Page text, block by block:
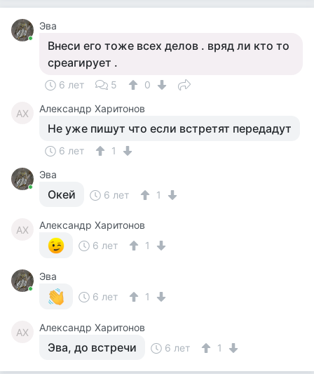
Эва
Внеси его тоже всех делов . вряд ли кто то
среагирует .
6 лет 5 0
АХ Александр Харитонов
Не уже пишут что если встретят передадут
6 лет
1
Эва
Окей 6 лет 1
АХ
Александр Харитонов
6 лет
1
Эва
6 лет
1
АХ Александр Харитонов
Эва, до встречи 6 лет 1